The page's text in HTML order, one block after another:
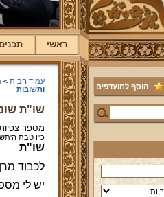
ראשי תכנים
הוסף למועדפים
עמוד הבית >
ותשובות
שו"ת
מספר צפיות:
כ"ו טבת
שו"ת
לכבוד
יש לי